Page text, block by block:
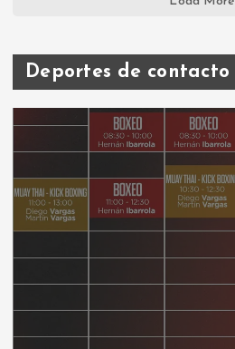
Deportes de contacto